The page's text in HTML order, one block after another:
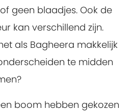
geen blaadjes. Ook de
kan verschillend zijn.
als Bagheera makkelijk
te midden
boom hebben gekozen